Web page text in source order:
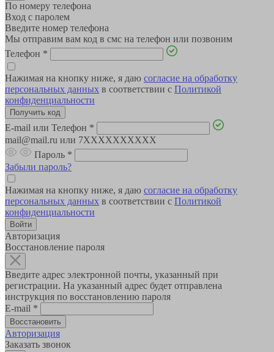
По номеру телефона
Вход с паролем
Введите номер телефона
Мы отправим вам код в смс на телефон или позвоним
Телефон *
Нажимая на кнопку ниже, я даю согласие на обработку
персональных данных в соответствии с Политикой
конфиденциальности
E-mail или Телефон *
mail@mail.ru или 7XXXXXXXXXX
Пароль *
Забыли пароль?
Нажимая на кнопку ниже, я даю согласие на обработку
персональных данных в соответствии с Политикой
конфиденциальности
Авторизация
Восстановление пароля
Введите адрес электронной почты, указанный при
регистрации. На указанный адрес будет отправлена
инструкция по восстановлению пароля
E-mail *
Авторизация
Заказать звонок